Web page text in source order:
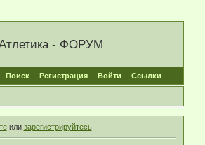
Атлетика - ФОРУМ
Поиск Регистрация Войти Ссылки
или зарегистрируйтесь.